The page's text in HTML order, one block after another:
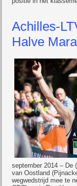
Achilles-
Halve
september 2014 – De
van Oostland
wegwedstrijd mee te